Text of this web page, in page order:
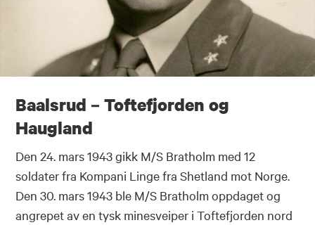
Baalsrud – Toftefjorden og
Haugland
Den 24. mars 1943 gikk M/S Bratholm med 12
soldater fra Kompani Linge fra Shetland mot Norge.
Den 30. mars 1943 ble M/S Bratholm oppdaget og
angrepet av en tysk minesveiper i Toftefjorden nord